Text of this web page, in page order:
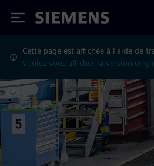
Siemens
Cette page est affichée à l'aide de
Voulez-vous afficher la version